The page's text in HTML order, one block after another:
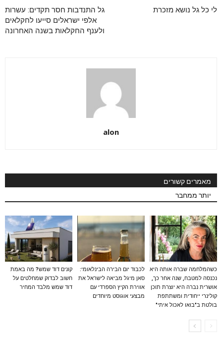
לי כל גל נושא מזכרת
גל התנדבות חסר תקדים: עשרות
אלפי ישראלים סייעו לחקלאים
ולענף החקלאות בשנה האחרונה
alon
מאמרים קשורים
יותר ממחבר
כשהמלחמה שברה אותה היא
נכנסה למטבח, שנה אחר כך,
אושרית נברה היא יוצרת תוכן
קולינרי ייחודית ומשתתפת
בולטת ב"בואו לאכול איתי"
לכבוד יום הבירה הבינלאומי:
סאן מיגל מביאה לישראל את
אווירת הקיץ הספרדי עם
מבצעי אוגוסט מיוחדים
קונים דוד שמש? מה באמת
חשוב לבדוק שמחלטים על
דוד שמש מלבד המחיר